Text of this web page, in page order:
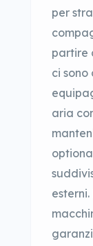
per
partire
ci
aria